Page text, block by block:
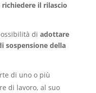
richiedere il rilascio
di adottare
sospensione della
di uno o più
di lavoro, al suo